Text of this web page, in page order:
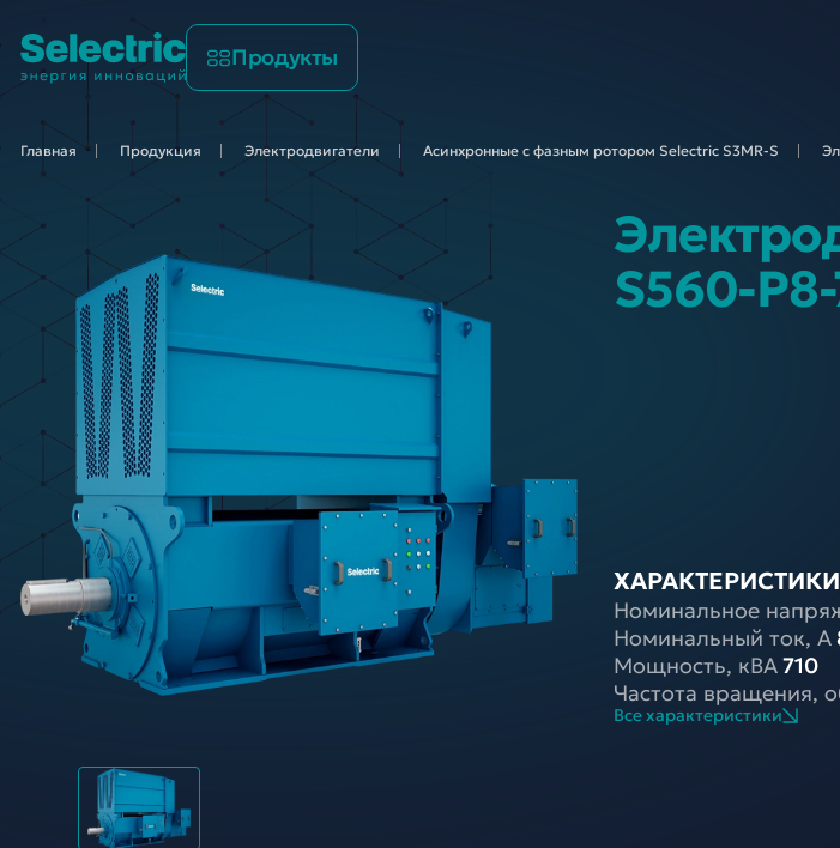
Продукты
Главная Продукция Электродвигатели Асинхронные с фазным ротором Selectric S3MR-S
S560-
ХАРАКТЕРИСТИКИ
Номинальное
Номинальный ток, A
Мощность, кВА710
Частота вращения,
Все характеристики